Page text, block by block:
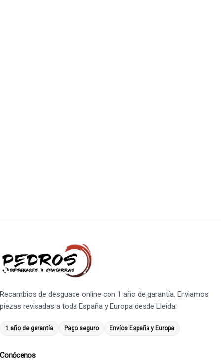
Recambios de desguace online con 1 año de garantía. Enviamos
piezas revisadas a toda España y Europa desde Lleida.
1 año de garantía Pago seguro Envíos España y Europa
Conócenos